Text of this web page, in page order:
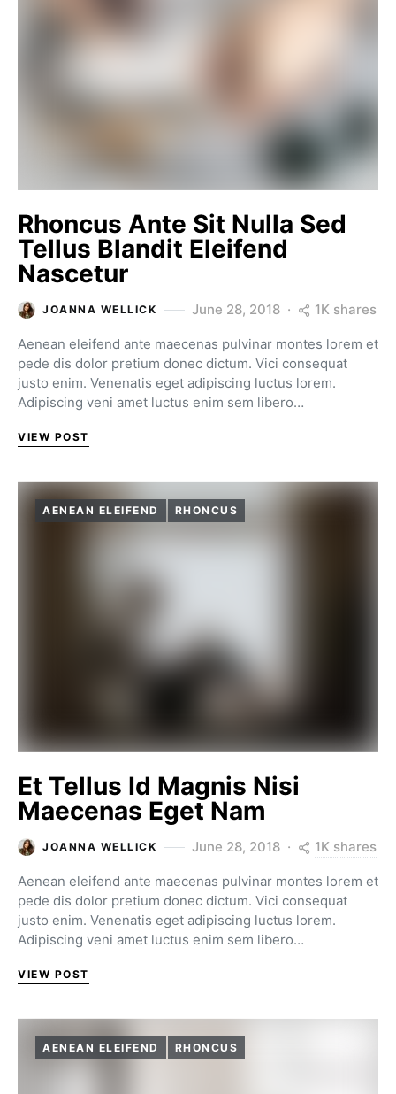
Rhoncus Ante Sit Nulla Sed
Tellus Blandit Eleifend
Nascetur
JOANNA WELLICK June 28, 2018 1K shares
Aenean eleifend ante maecenas pulvinar montes lorem et
pede dis dolor pretium donec dictum. Vici consequat
justo enim. Venenatis eget adipiscing luctus lorem.
Adipiscing veni amet luctus enim sem libero…
VIEW POST
AENEAN ELEIFEND RHONCUS
Et Tellus Id Magnis Nisi
Maecenas Eget Nam
JOANNA WELLICK June 28, 2018 1K shares
Aenean eleifend ante maecenas pulvinar montes lorem et
pede dis dolor pretium donec dictum. Vici consequat
justo enim. Venenatis eget adipiscing luctus lorem.
Adipiscing veni amet luctus enim sem libero…
VIEW POST
AENEAN ELEIFEND RHONCUS